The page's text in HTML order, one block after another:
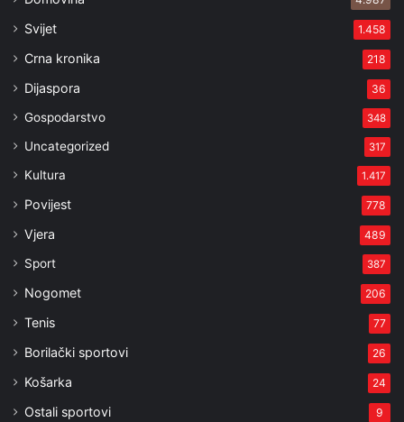
Svijet 1.458
Crna kronika 218
Dijaspora 36
Gospodarstvo 348
Uncategorized 317
Kultura 1.417
Povijest 778
Vjera 489
Sport 387
Nogomet 206
Tenis 77
Borilački sportovi 26
Košarka 24
Ostali sportovi 9